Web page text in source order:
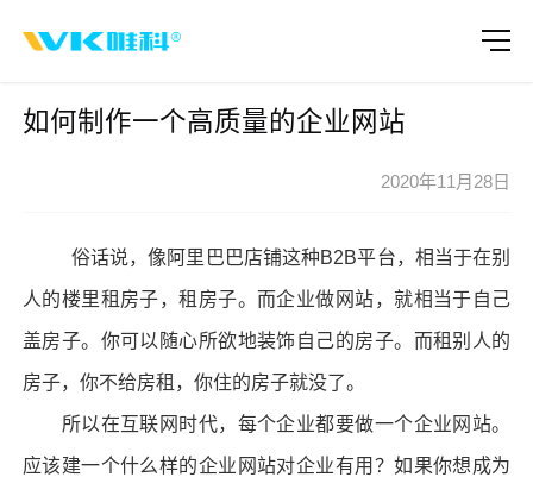
如何制作一个高质量的企业网站
2020年11月28日
俗话说，像阿里巴巴店铺这种B2B平台，相当于在别
人的楼里租房子，租房子。而企业做网站，就相当于自己
盖房子。你可以随心所欲地装饰自己的房子。而租别人的
房子，你不给房租，你住的房子就没了。
所以在互联网时代，每个企业都要做一个企业网站。
应该建一个什么样的企业网站对企业有用？如果你想成为